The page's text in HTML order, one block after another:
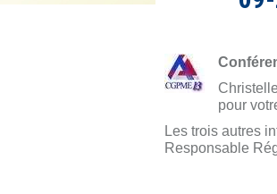
pour
Les trois autres
Responsable